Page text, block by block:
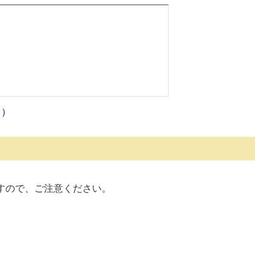
で、ご注意ください。